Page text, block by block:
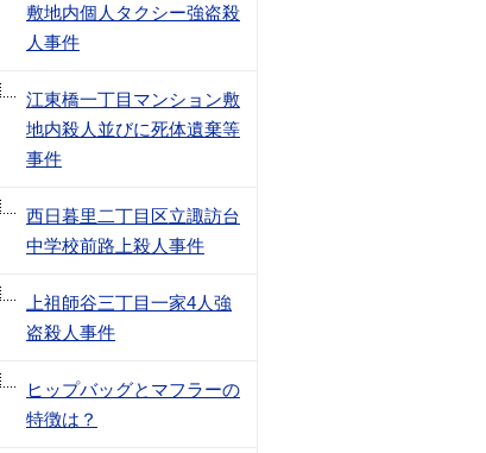
敷地内個人タクシー強盗殺
人事件
江東橋一丁目マンション敷
地内殺人並びに死体遺棄等
事件
西日暮里二丁目区立諏訪台
中学校前路上殺人事件
上祖師谷三丁目一家4人強
盗殺人事件
ヒップバッグとマフラーの
特徴は？